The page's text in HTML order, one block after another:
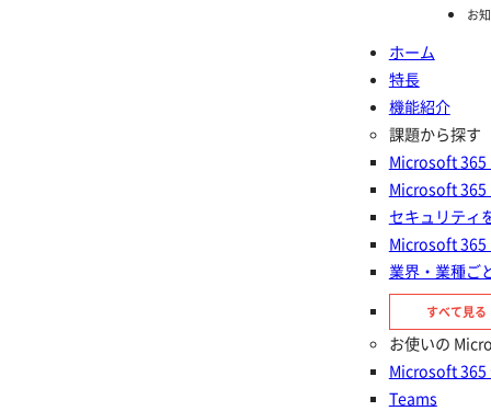
お
ホーム
特長
機能紹介
課題から探す
Microsoft 365
Microsoft 365
セキュリティ
Microsoft 365
業界・業種ご
すべて見る
お使いの
Microsoft 365
Teams
機能紹介
Microsoft 365 は多くの機能を備えた業務効率化に貢献するシ
ステムです。利便性と安全性を両立するためには、仕様を理解
し適切な運用設計を行うことが重要ですが、設定項目が多いた
め、適切に管理できないと運用が複雑になり、セキュリティリ
スクも発生します。そこで本ページでは、Microsoft 365に関
する代表的な課題と、その解決策をご紹介します。